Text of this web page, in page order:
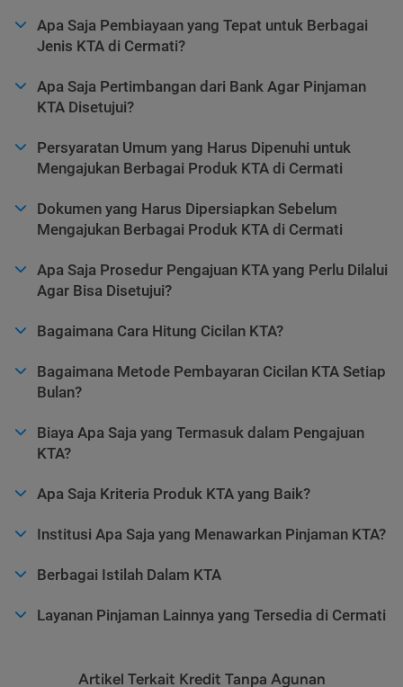
Apa Saja Pembiayaan yang Tepat untuk Berbagai
Jenis KTA di Cermati?
Apa Saja Pertimbangan dari Bank Agar Pinjaman
KTA Disetujui?
Persyaratan Umum yang Harus Dipenuhi untuk
Mengajukan Berbagai Produk KTA di Cermati
Dokumen yang Harus Dipersiapkan Sebelum
Mengajukan Berbagai Produk KTA di Cermati
Apa Saja Prosedur Pengajuan KTA yang Perlu Dilalui
Agar Bisa Disetujui?
Bagaimana Cara Hitung Cicilan KTA?
Bagaimana Metode Pembayaran Cicilan KTA Setiap
Bulan?
Biaya Apa Saja yang Termasuk dalam Pengajuan
KTA?
Apa Saja Kriteria Produk KTA yang Baik?
Institusi Apa Saja yang Menawarkan Pinjaman KTA?
Berbagai Istilah Dalam KTA
Layanan Pinjaman Lainnya yang Tersedia di Cermati
Artikel Terkait Kredit Tanpa Agunan